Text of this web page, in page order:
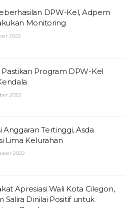
DPW-Kel, Adpem
Monitoring
2022
Program DPW-Kel
2022
Anggaran Tertinggi, Asda
Lima Kelurahan
2022
Apresiasi Wali Kota Cilegon,
Salira Dinilai Positif untuk